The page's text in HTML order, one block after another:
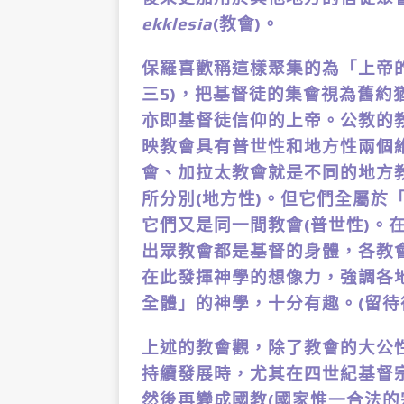
ekklesia(教會)。
保羅喜歡稱這樣聚集的為「上
三5)，把基督徒的集會視為舊約
亦即基督徒信仰的上帝。公教的
映教會具有普世性和地方性兩
會、加拉太教會就是不同的地方
所分別(地方性)。但它們全屬於
它們又是同一間教會(普世性)。
出眾教會都是基督的身體，各
在此發揮神學的想像力，強調各
全體」的神學，十分有趣。(留
上述的教會觀，除了教會的大
持續發展時，尤其在四世紀基
然後再變成國教(國家惟一合法